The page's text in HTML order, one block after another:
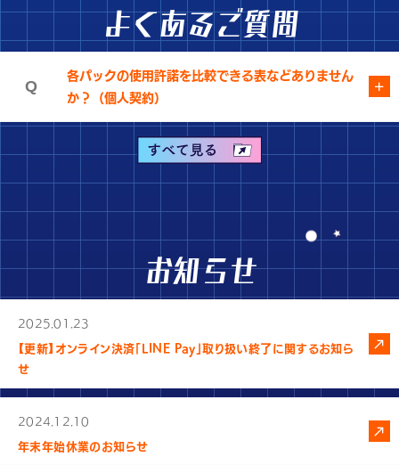
よくあるご質問
各パックの使用許諾を比較できる表などありません
か？（個人契約）
mojimoの使用許諾を一覧にまとめました。個人契約が可能なパ
ックの最も多いお問い合わせをまとめています。
下記よりPDFにて詳細をご確認いただけます。
使用許諾比較表（個人契約）
お知らせ
2025.01.23
【更新】オンライン決済「LINE Pay」取り扱い終了に関するお知ら
せ
2024.12.10
年末年始休業のお知らせ